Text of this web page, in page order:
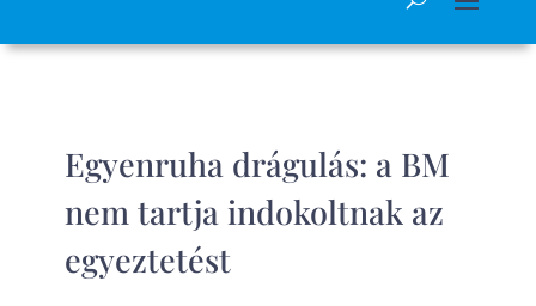
Egyenruha drágulás: a BM
nem tartja indokoltnak az
egyeztetést